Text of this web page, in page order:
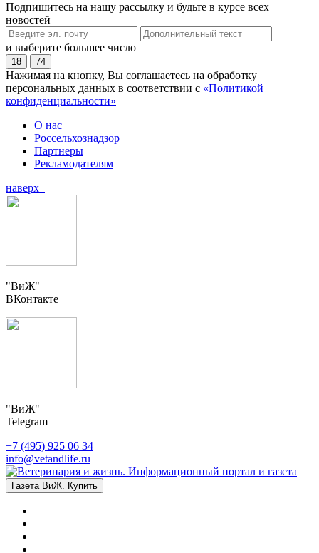
Подпишитесь на нашу рассылку и будьте в курсе всех
новостей
и выберите большее число
18 74
Нажимая на кнопку, Вы соглашаетесь на обработку
персональных данных в соответствии с «Политикой
конфиденциальности»
О нас
Россельхознадзор
Партнеры
Рекламодателям
наверх
"ВиЖ"
ВКонтакте
"ВиЖ"
Telegram
+7 (495) 925 06 34
info@vetandlife.ru
Газета ВиЖ. Купить